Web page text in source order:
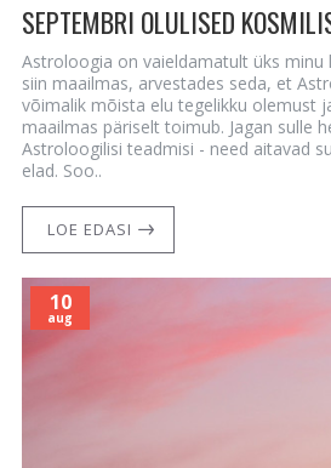
Astroloogia on vaieldamatult üks
siin maailmas, arvestades seda, et
võimalik mõista elu tegelikku olemust
maailmas päriselt toimub. Jagan sulle
Astroloogilisi teadmisi - need aitavad
elad. Soo..
LOE EDASI
10
aug